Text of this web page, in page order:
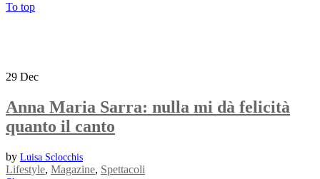
To top
29 Dec
Anna Maria Sarra: nulla mi dà felicità
quanto il canto
by Luisa Sclocchis
Lifestyle, Magazine, Spettacoli